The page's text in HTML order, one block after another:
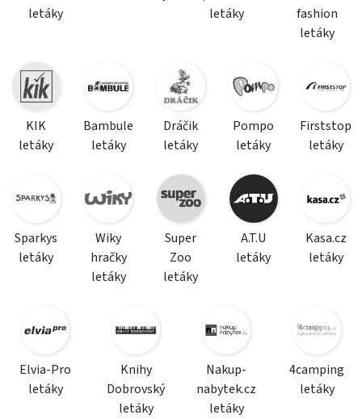
letáky
letáky
fashion
letáky
KIK
letáky
Bambule
letáky
Dráčik
letáky
Pompo
letáky
Firststop
letáky
Sparkys
letáky
Wiky
hračky
letáky
Super
Zoo
letáky
A.T.U
letáky
Kasa.cz
letáky
Elvia-Pro
letáky
Knihy
Dobrovský
letáky
Nakup-
nabytek.cz
letáky
4camping
letáky